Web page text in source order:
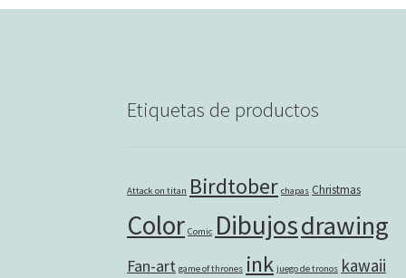
Etiquetas de productos
Attack on titan Birdtober chapas Christmas
Color Comic Dibujosdrawing
Fan-art game of thrones ink juego de tronos kawaii